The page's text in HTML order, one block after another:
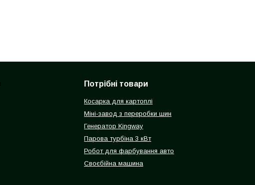
Потрібні товари
Косарка для картоплі
Міні-завод з переробки шин
Генератор Kingway
Парова турбіна 3 кВт
Робот для фарбування авто
Своєбійна машина